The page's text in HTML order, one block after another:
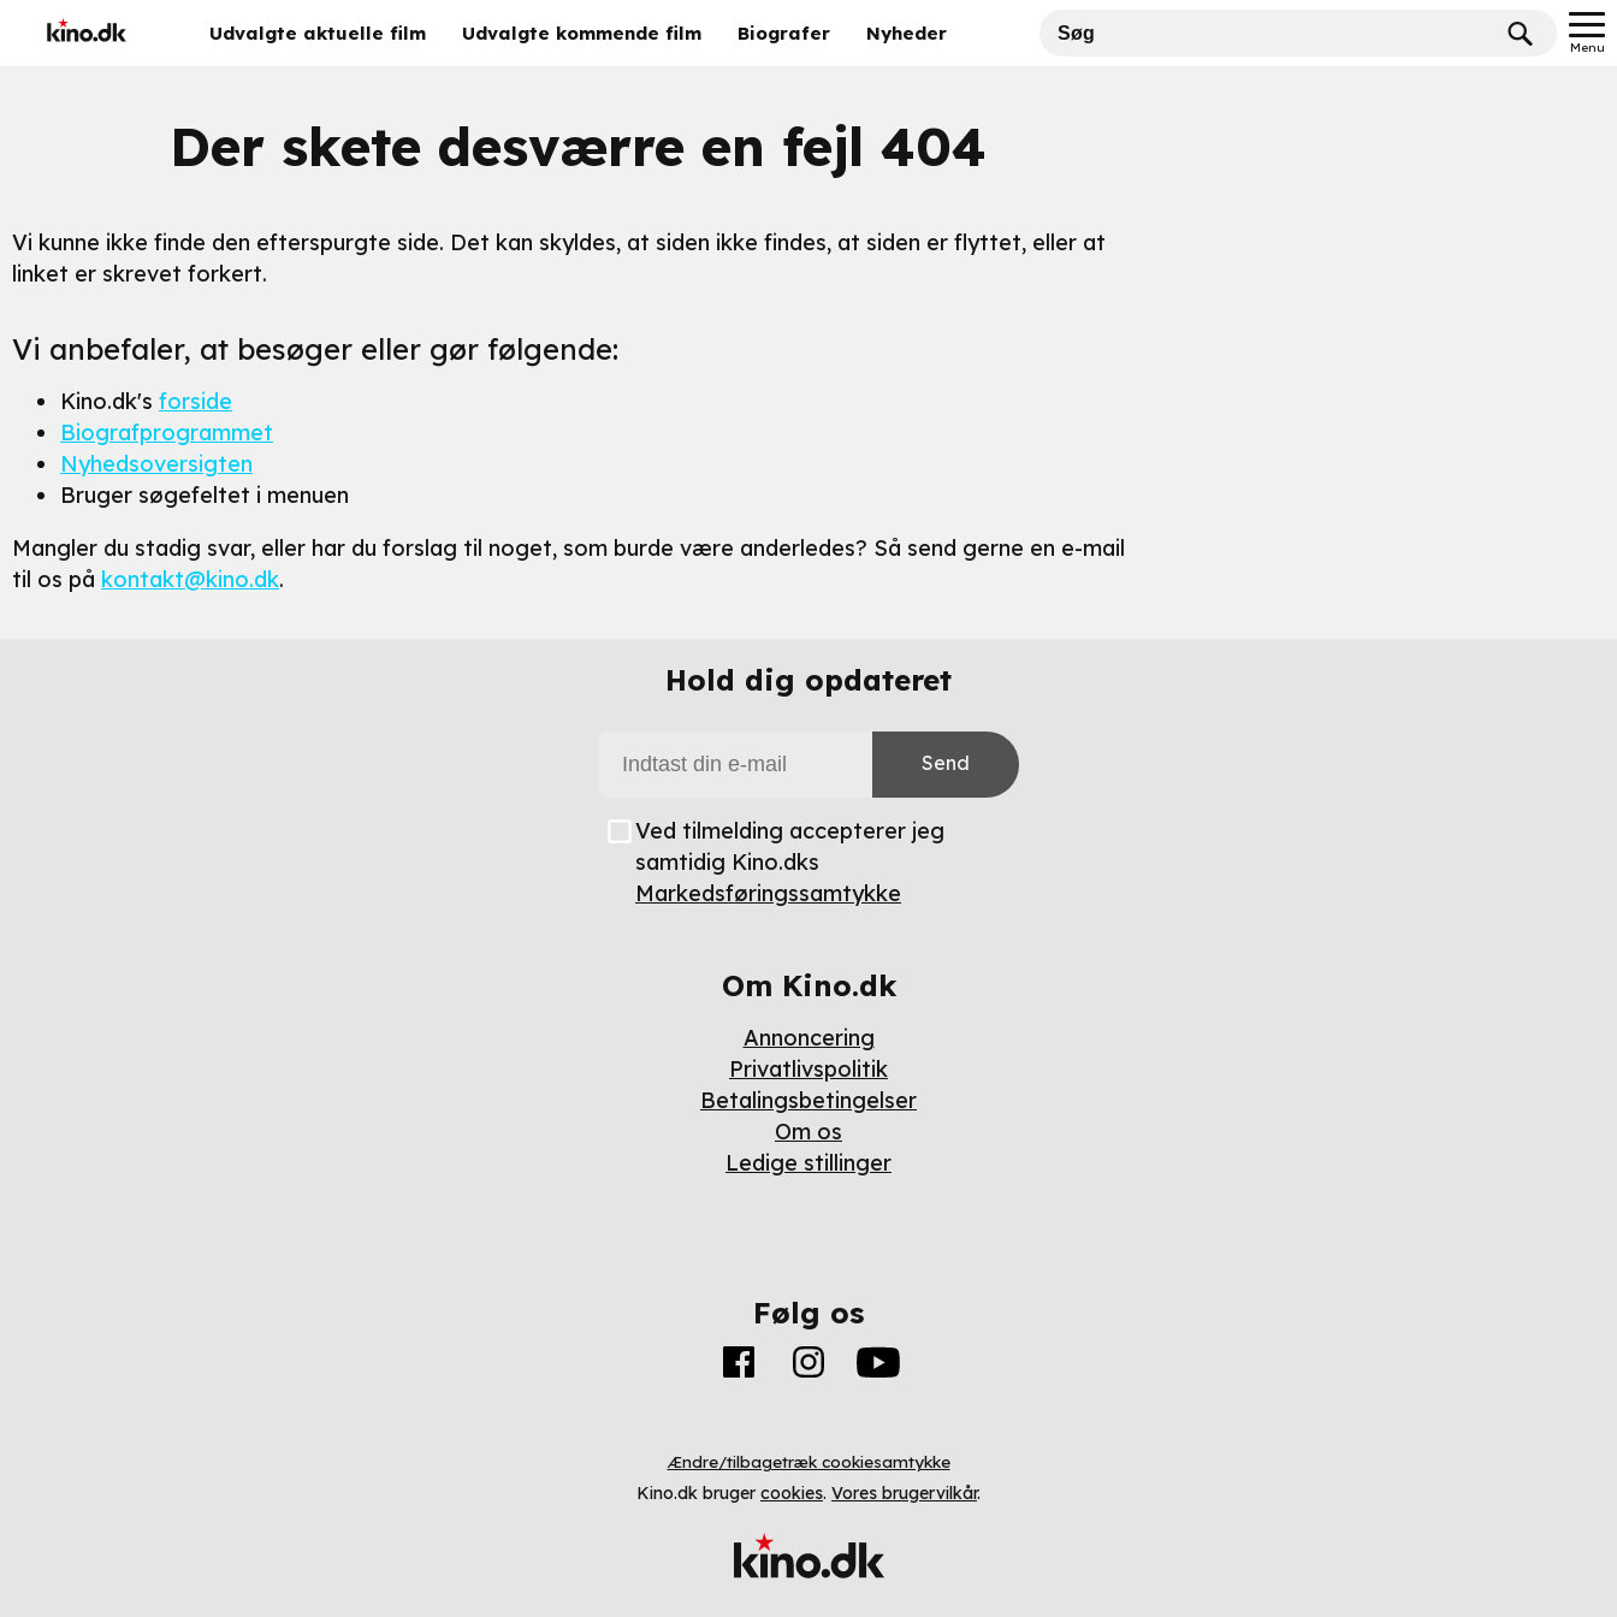
Udvalgte aktuelle film Udvalgte kommende film Biografer Nyheder
Menu
Der skete desværre en fejl 404
Vi kunne ikke finde den efterspurgte side. Det kan skyldes, at siden ikke findes, at siden er flyttet, eller at
linket er skrevet forkert.
Vi anbefaler, at besøger eller gør følgende:
Kino.dk's forside
Biografprogrammet
Nyhedsoversigten
Bruger søgefeltet i menuen
Mangler du stadig svar, eller har du forslag til noget, som burde være anderledes? Så send gerne en e-mail
til os på kontakt@kino.dk.
Hold dig opdateret
Send
Ved tilmelding accepterer jeg
samtidig Kino.dks
Markedsføringssamtykke
Om Kino.dk
Annoncering
Privatlivspolitik
Betalingsbetingelser
Om os
Ledige stillinger
Følg os
Ændre/tilbagetræk cookiesamtykke
Kino.dk bruger cookies. Vores brugervilkår.